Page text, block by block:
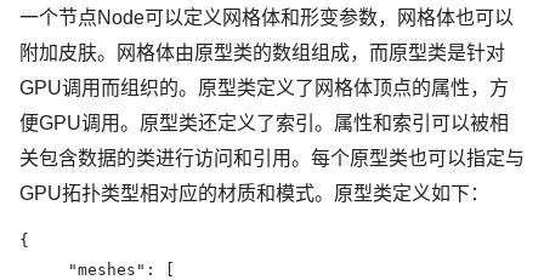
一个节点Node可以定义网格体和形变参数，网格体也可以
附加皮肤。网格体由原型类的数组组成，而原型类是针对
GPU调用而组织的。原型类定义了网格体顶点的属性，方
便GPU调用。原型类还定义了索引。属性和索引可以被相
关包含数据的类进行访问和引用。每个原型类也可以指定与
GPU拓扑类型相对应的材质和模式。原型类定义如下：
{
     "meshes": [